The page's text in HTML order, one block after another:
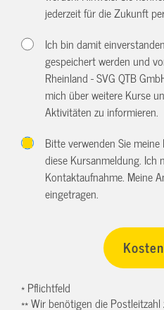
jederzeit für die Zukunft
Ich bin damit
gespeichert werden und
Rheinland - SVG QTB
mich über weitere Kurse
Aktivitäten zu informieren.
Bitte verwenden Sie
diese Kursanmeldung. Ich
Kontaktaufnahme. Meine
eingetragen.
* Pflichtfeld
** Wir benötigen die